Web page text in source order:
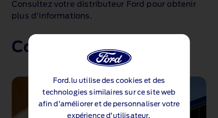
Ford.lu utilise des cookies et des
technologies similaires sur ce site web
afin d'améliorer et de personnaliser votre
expérience d'utilisateur.
Consultez votre distributeur Ford pour obtenir
plus d'informations.
Comment recharger